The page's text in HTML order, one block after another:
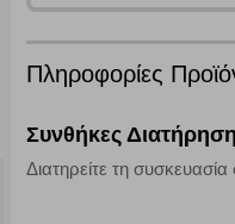
Πληροφορίες
Συνθήκες
Διατηρείτε τη
cookies ρυθμίζεται από
των ενδιαφερόντων σας
και τη συσκευή σας. Αν δεν
cookies μας δίνει τη